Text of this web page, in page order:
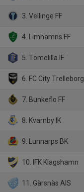
3. Vellinge FF
4. Limhamns FF
5. Tomelilla IF
6. FC City Trelleborg
7. Bunkeflo FF
8. Kvarnby IK
9. Lunnarps BK
10. IFK Klagshamn
11. Gärsnäs AIS